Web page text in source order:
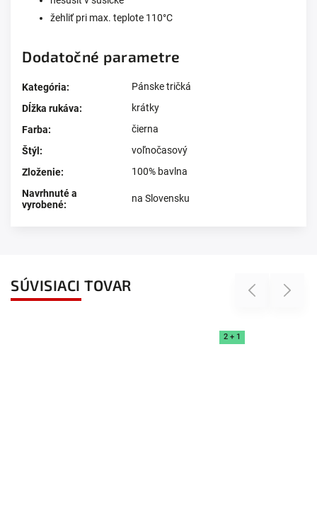
žehliť pri max. teplote 110°C
Dodatočné parametre
Kategória:
Pánske tričká
Dĺžka rukáva:
krátky
Farba:
čierna
Štýl :
voľnočasový
Zloženie:
100% bavlna
Navrhnuté a
vyrobené:
na Slovensku
SÚVISIACI TOVAR Previous
2 + 1
Next